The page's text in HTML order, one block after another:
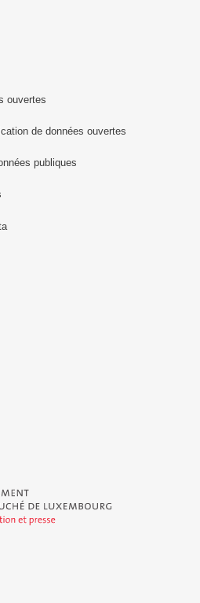
ouvertes
de données ouvertes
publiques
Duché de Luxembourg - Service